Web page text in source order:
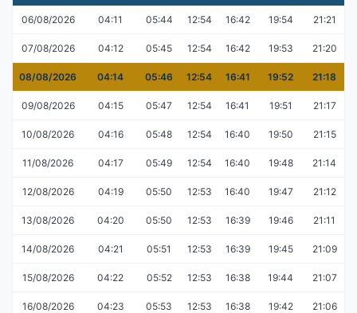
06/08/2026 04:11 05:44 12:54 16:42 19:54 21:21
07/08/2026 04:12 05:45 12:54 16:42 19:53 21:20
08/08/2026 04:14 05:46 12:54 16:41 19:52 21:18
09/08/2026 04:15 05:47 12:54 16:41 19:51 21:17
10/08/2026 04:16 05:48 12:54 16:40 19:50 21:15
11/08/2026 04:17 05:49 12:54 16:40 19:48 21:14
12/08/2026 04:19 05:50 12:53 16:40 19:47 21:12
13/08/2026 04:20 05:50 12:53 16:39 19:46 21:11
14/08/2026 04:21 05:51 12:53 16:39 19:45 21:09
15/08/2026 04:22 05:52 12:53 16:38 19:44 21:07
16/08/2026 04:23 05:53 12:53 16:38 19:42 21:06